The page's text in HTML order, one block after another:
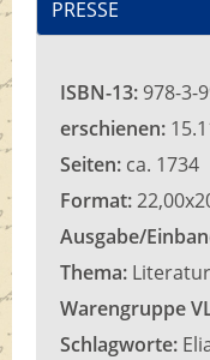
PRESSE
ISBN-13: 978-3-
erschienen:
Seiten: ca. 1734
Format:
Ausgabe/
Thema:
Warengruppe
Schlagworte: